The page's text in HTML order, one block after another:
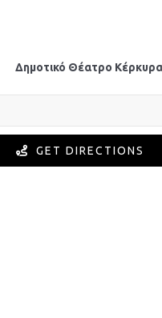
Δημοτικό Θέατρο
GET DIRECTIONS